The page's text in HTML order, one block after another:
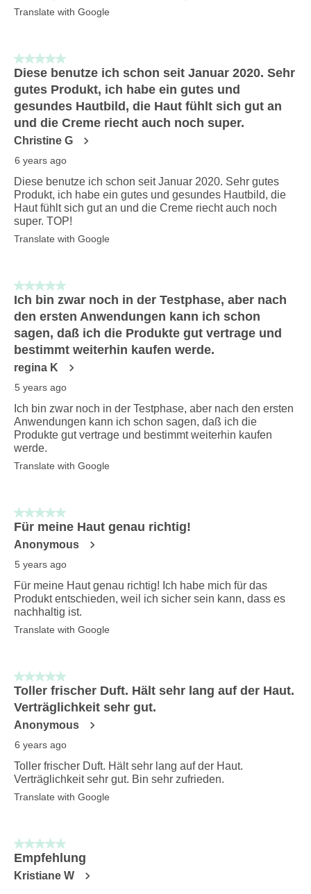
Translate with Google
5 out of 5 stars.
Diese benutze ich schon seit Januar 2020. Sehr
gutes Produkt, ich habe ein gutes und
gesundes Hautbild, die Haut fühlt sich gut an
und die Creme riecht auch noch super.
Christine G
6 years ago
Diese benutze ich schon seit Januar 2020. Sehr gutes
Produkt, ich habe ein gutes und gesundes Hautbild, die
Haut fühlt sich gut an und die Creme riecht auch noch
super. TOP!
Translate with Google
5 out of 5 stars.
Ich bin zwar noch in der Testphase, aber nach
den ersten Anwendungen kann ich schon
sagen, daß ich die Produkte gut vertrage und
bestimmt weiterhin kaufen werde.
regina K
5 years ago
Ich bin zwar noch in der Testphase, aber nach den ersten
Anwendungen kann ich schon sagen, daß ich die
Produkte gut vertrage und bestimmt weiterhin kaufen
werde.
Translate with Google
5 out of 5 stars.
Für meine Haut genau richtig!
Anonymous
5 years ago
Für meine Haut genau richtig! Ich habe mich für das
Produkt entschieden, weil ich sicher sein kann, dass es
nachhaltig ist.
Translate with Google
5 out of 5 stars.
Toller frischer Duft. Hält sehr lang auf der Haut.
Verträglichkeit sehr gut.
Anonymous
6 years ago
Toller frischer Duft. Hält sehr lang auf der Haut.
Verträglichkeit sehr gut. Bin sehr zufrieden.
Translate with Google
5 out of 5 stars.
Empfehlung
Kristiane W